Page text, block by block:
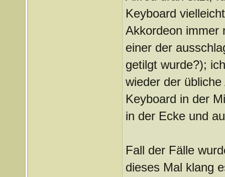
Keyboard
Akkordeon immer
einer der
getilgt wurde?);
wieder der
Keyboard in der
in der Ecke und
Fall der Fälle
dieses Mal klang